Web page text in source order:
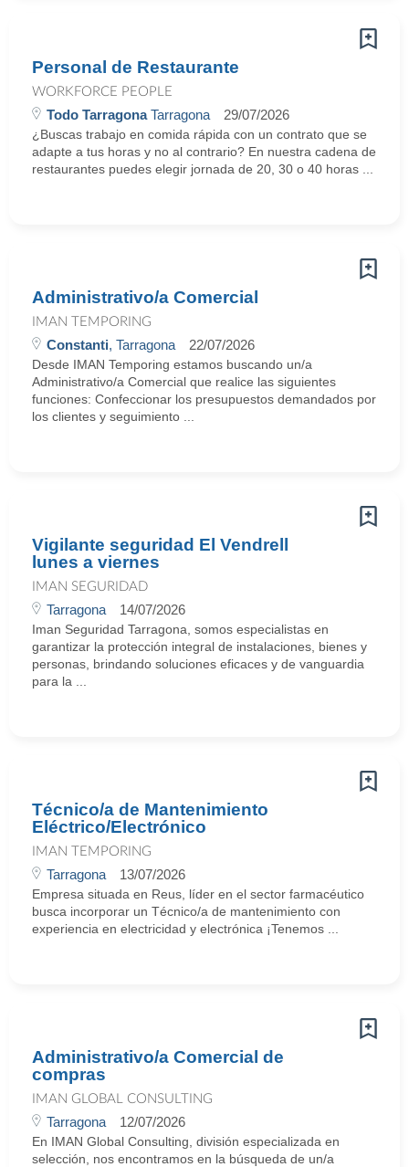
Personal de Restaurante
WORKFORCE PEOPLE
Todo TarragonaTarragona 29/07/2026
¿Buscas trabajo en comida rápida con un contrato que se
adapte a tus horas y no al contrario? En nuestra cadena de
restaurantes puedes elegir jornada de 20, 30 o 40 horas ...
Administrativo/a Comercial
IMAN TEMPORING
Constanti, Tarragona 22/07/2026
Desde IMAN Temporing estamos buscando un/a
Administrativo/a Comercial que realice las siguientes
funciones: Confeccionar los presupuestos demandados por
los clientes y seguimiento ...
Vigilante seguridad El Vendrell
lunes a viernes
IMAN SEGURIDAD
Tarragona 14/07/2026
Iman Seguridad Tarragona, somos especialistas en
garantizar la protección integral de instalaciones, bienes y
personas, brindando soluciones eficaces y de vanguardia
para la ...
Técnico/a de Mantenimiento
Eléctrico/Electrónico
IMAN TEMPORING
Tarragona 13/07/2026
Empresa situada en Reus, líder en el sector farmacéutico
busca incorporar un Técnico/a de mantenimiento con
experiencia en electricidad y electrónica ¡Tenemos ...
Administrativo/a Comercial de
compras
IMAN GLOBAL CONSULTING
Tarragona 12/07/2026
En IMAN Global Consulting, división especializada en
selección, nos encontramos en la búsqueda de un/a